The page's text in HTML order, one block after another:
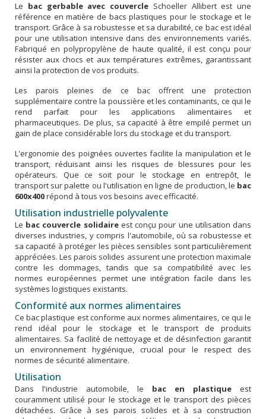
Le bac gerbable avec couvercle Schoeller Allibert est une
référence en matière de bacs plastiques pour le stockage et le
transport. Grâce à sa robustesse et sa durabilité, ce bac est idéal
pour une utilisation intensive dans des environnements variés.
Fabriqué en polypropylène de haute qualité, il est conçu pour
résister aux chocs et aux températures extrêmes, garantissant
ainsi la protection de vos produits.
Les parois pleines de ce bac offrent une protection
supplémentaire contre la poussière et les contaminants, ce qui le
rend parfait pour les applications alimentaires et
pharmaceutiques. De plus, sa capacité à être empilé permet un
gain de place considérable lors du stockage et du transport.
L'ergonomie des poignées ouvertes facilite la manipulation et le
transport, réduisant ainsi les risques de blessures pour les
opérateurs. Que ce soit pour le stockage en entrepôt, le
transport sur palette ou l'utilisation en ligne de production, le bac
600x400répond à tous vos besoins avec efficacité.
Utilisation industrielle polyvalente
Le bac couvercle solidaireest conçu pour une utilisation dans
diverses industries, y compris l'automobile, où sa robustesse et
sa capacité à protéger les pièces sensibles sont particulièrement
appréciées. Les parois solides assurent une protection maximale
contre les dommages, tandis que sa compatibilité avec les
normes européennes permet une intégration facile dans les
systèmes logistiques existants.
Conformité aux normes alimentaires
Ce bac plastique est conforme aux normes alimentaires, ce qui le
rend idéal pour le stockage et le transport de produits
alimentaires. Sa facilité de nettoyage et de désinfection garantit
un environnement hygiénique, crucial pour le respect des
normes de sécurité alimentaire.
Utilisation
Dans l'industrie automobile, le bac en plastique est
couramment utilisé pour le stockage et le transport des pièces
détachées. Grâce à ses parois solides et à sa construction